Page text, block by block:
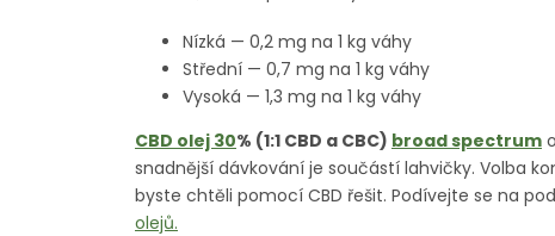
Nízká — 0,2 mg na 1 kg váhy
Střední — 0,7 mg na 1 kg váhy
Vysoká — 1,3 mg na 1 kg váhy
CBD olej 30% (1:1 CBD a CBC) broad spectrum
snadnější dávkování je součástí lahvičky. Volba
byste chtěli pomocí CBD řešit. Podívejte se na
olejů.